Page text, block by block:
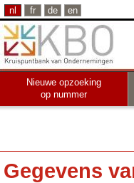
nl fr de en
Nieuwe opzoeking
op nummer
Gegevens